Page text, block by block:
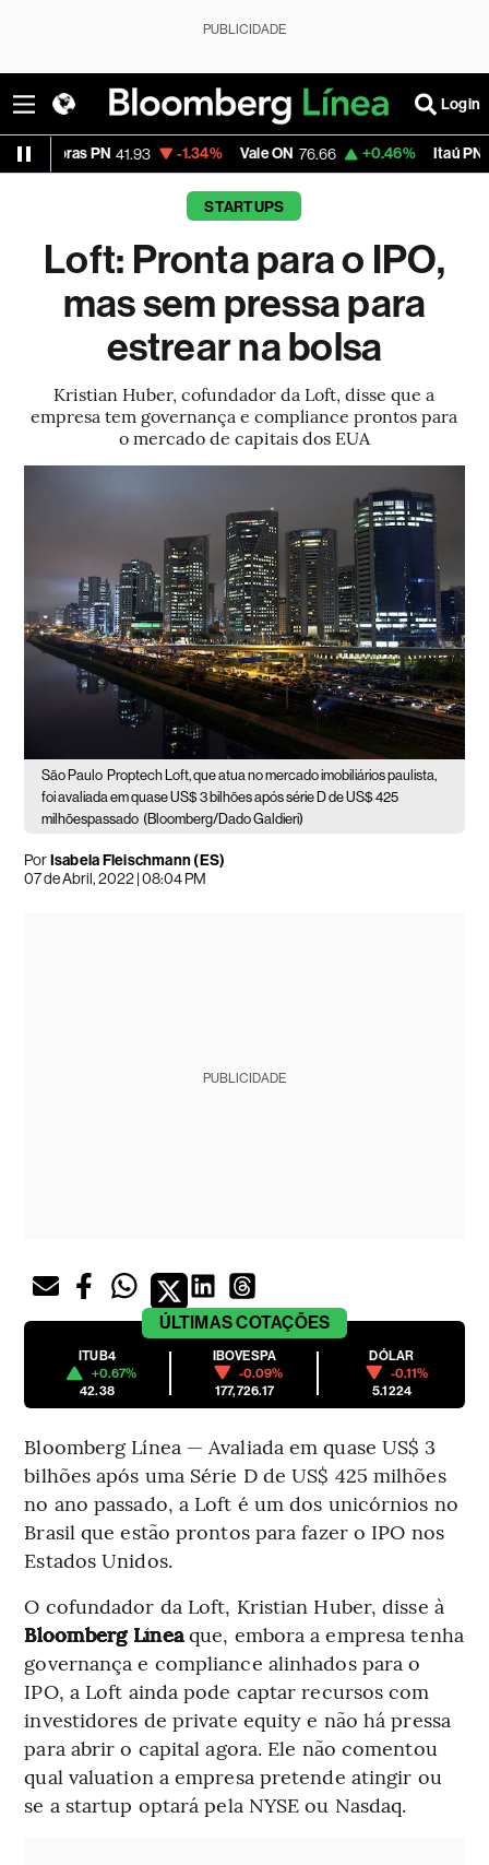
PUBLICIDADE
Login
41.93 -1.34% Vale ON 76.66 +0.46% Itaú PN 42.38
STARTUPS
Loft: Pronta para o IPO,
mas sem pressa para
estrear na bolsa
Kristian Huber, cofundador da Loft, disse que a
empresa tem governança e compliance prontos para
o mercado de capitais dos EUA
São Paulo Proptech Loft, que atua no mercado imobiliários paulista,
foi avaliada em quase US$ 3 bilhões após série D de US$ 425
milhõespassado (Bloomberg/Dado Galdieri)
PorIsabela Fleischmann (ES)
07 de Abril, 2022 | 08:04 PM
PUBLICIDADE
ÚLTIMASCOTAÇÕES
ITUB4
+0.67%
42.38
IBOVESPA
-0.09%
177,726.17
DÓLAR
-0.11%
5.1224
Bloomberg Línea — Avaliada em quase US$ 3
bilhões após uma Série D de US$ 425 milhões
no ano passado, a Loft é um dos unicórnios no
Brasil que estão prontos para fazer o IPO nos
Estados Unidos.
O cofundador da Loft, Kristian Huber, disse à
Bloomberg Líneaque, embora a empresa tenha
governança e compliance alinhados para o
IPO, a Loft ainda pode captar recursos com
investidores de private equity e não há pressa
para abrir o capital agora. Ele não comentou
qual valuation a empresa pretende atingir ou
se a startup optará pela NYSE ou Nasdaq.